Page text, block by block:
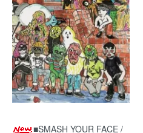
■SMASH YOUR FACE /